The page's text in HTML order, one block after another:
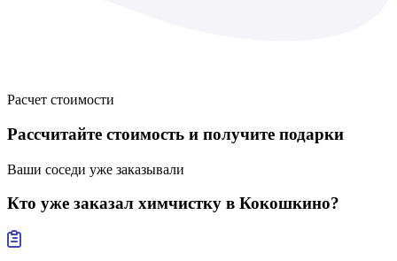
Расчет стоимости
Рассчитайте стоимость и получите подарки
Ваши соседи уже заказывали
Кто уже заказал химчистку в Кокошкино?